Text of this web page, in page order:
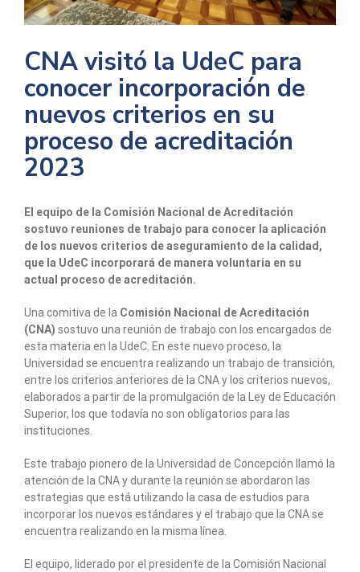
CNA visitó la UdeC para
conocer incorporación de
nuevos criterios en su
proceso de acreditación
2023
El equipo de la Comisión Nacional de Acreditación
sostuvo reuniones de trabajo para conocer la aplicación
de los nuevos criterios de aseguramiento de la calidad,
que la UdeC incorporará de manera voluntaria en su
actual proceso de acreditación.
Una comitiva de la Comisión Nacional de Acreditación
(CNA) sostuvo una reunión de trabajo con los encargados de
esta materia en la UdeC. En este nuevo proceso, la
Universidad se encuentra realizando un trabajo de transición,
entre los criterios anteriores de la CNA y los criterios nuevos,
elaborados a partir de la promulgación de la Ley de Educación
Superior, los que todavía no son obligatorios para las
instituciones.
Este trabajo pionero de la Universidad de Concepción llamó la
atención de la CNA y durante la reunión se abordaron las
estrategias que está utilizando la casa de estudios para
incorporar los nuevos estándares y el trabajo que la CNA se
encuentra realizando en la misma línea.
El equipo, liderado por el presidente de la Comisión Nacional